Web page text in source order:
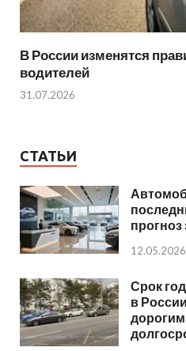
В России изменятся
водителей
31.07.2026
СТАТЬИ
прогноз
12.05.2026
Срок
в